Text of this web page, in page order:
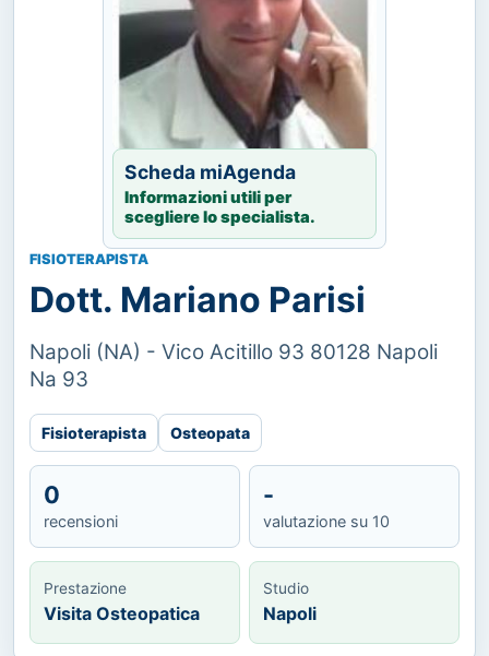
Scheda miAgenda
Informazioni utili per
scegliere lo specialista.
FISIOTERAPISTA
Dott. Mariano Parisi
Napoli (NA) - Vico Acitillo 93 80128 Napoli
Na 93
Fisioterapista Osteopata
0
recensioni
-
valutazione su 10
Prestazione
Visita Osteopatica
Studio
Napoli